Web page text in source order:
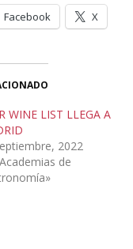
Facebook X
WINE LIST LLEGA A
2022
de